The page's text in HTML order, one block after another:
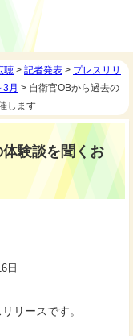
聴 > 記者発表 > プレスリリ
月 > 自衛官OBから過去の
します
験談を聞くお
日
リースです。